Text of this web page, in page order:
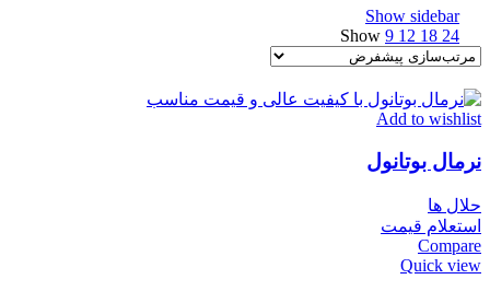
Show sidebar
Show 9 12 18 24
Add to wishlist
نرمال بوتانول
حلال ها
استعلام قیمت
Compare
Quick view